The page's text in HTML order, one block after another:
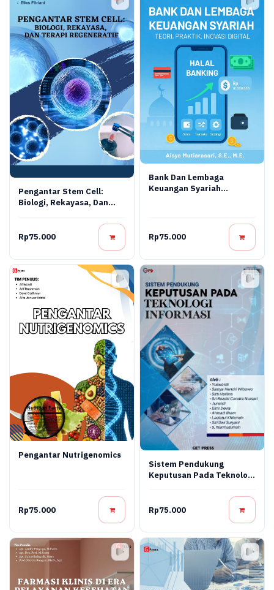
Pengantar Stem Cell:
Biologi, Rekayasa, Dan
Rp75.000
Bank Dan Lembaga
Keuangan Syariah
Rp75.000
Pengantar Nutrigenomics
Rp75.000
Sistem Pendukung
Keputusan Pada Teknologi
Rp75.000